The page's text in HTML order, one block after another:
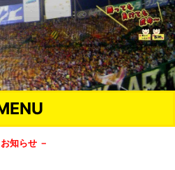
お知らせ －